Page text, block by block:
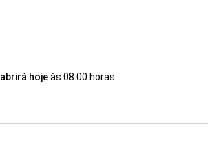
abrirá hojeàs 08.00 horas